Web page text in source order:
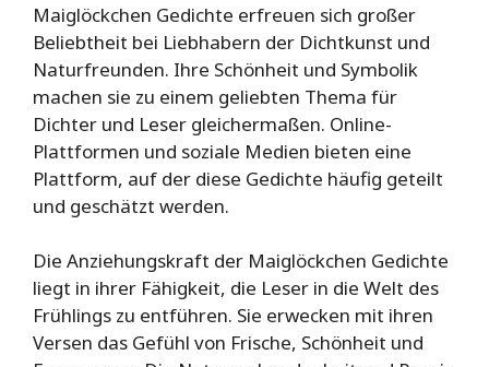
Maiglöckchen Gedichte erfreuen sich großer
Beliebtheit bei Liebhabern der Dichtkunst und
Naturfreunden. Ihre Schönheit und Symbolik
machen sie zu einem geliebten Thema für
Dichter und Leser gleichermaßen. Online-
Plattformen und soziale Medien bieten eine
Plattform, auf der diese Gedichte häufig geteilt
und geschätzt werden.
Die Anziehungskraft der Maiglöckchen Gedichte
liegt in ihrer Fähigkeit, die Leser in die Welt des
Frühlings zu entführen. Sie erwecken mit ihren
Versen das Gefühl von Frische, Schönheit und